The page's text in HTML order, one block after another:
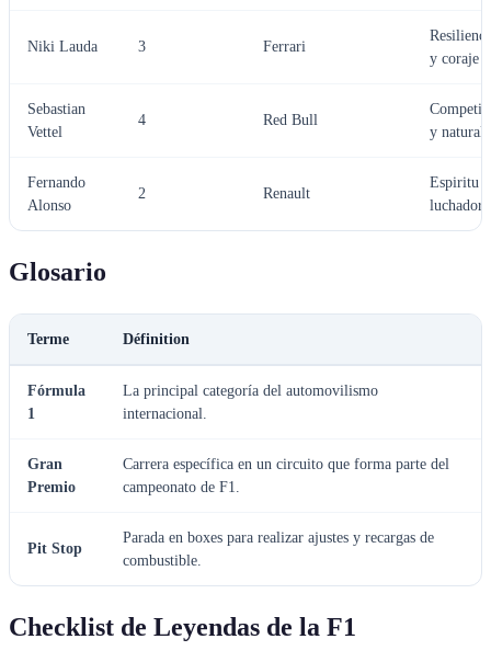
Niki Lauda 3 Ferrari
y coraje
Sebastian
Vettel
4 Red Bull
y natural
Fernando
Alonso
2 Renault
Espiritu
luchador
Glosario
Terme Définition
Fórmula
1
La principal categoría del automovilismo
internacional.
Gran
Premio
Carrera específica en un circuito que forma parte del
campeonato de F1.
Pit Stop
Parada en boxes para realizar ajustes y recargas de
combustible.
Checklist de Leyendas de la F1